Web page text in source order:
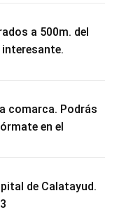
a 500m. del
comarca. Podrás
en el
de Calatayud.